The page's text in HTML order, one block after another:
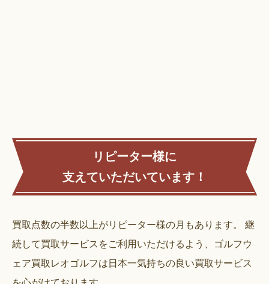
リピーター様に
支えていただいています！
買取点数の半数以上がリピーター様の月もあります。
継
続して買取サービスをご利用いただけるよう、ゴルフウ
ェア買取レオゴルフは日本一気持ちの良い買取サービス